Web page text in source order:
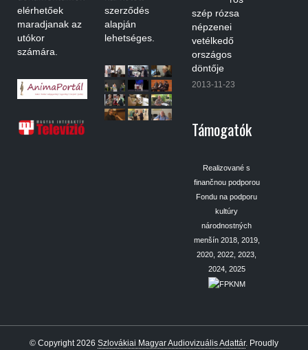
elérhetőek
maradjanak az
utókor
számára.
szerződés
alapján
lehetséges.
szép rózsa
népzenei
vetélkedő
országos
döntője
2013-11-23
Támogatók
Realizované s
finančnou podporou
Fondu na podporu
kultúry
národnostných
menšín 2018, 2019,
2020, 2022, 2023,
2024, 2025
© Copyright 2026 Szlovákiai Magyar Audiovizuális Adattár. Proudly